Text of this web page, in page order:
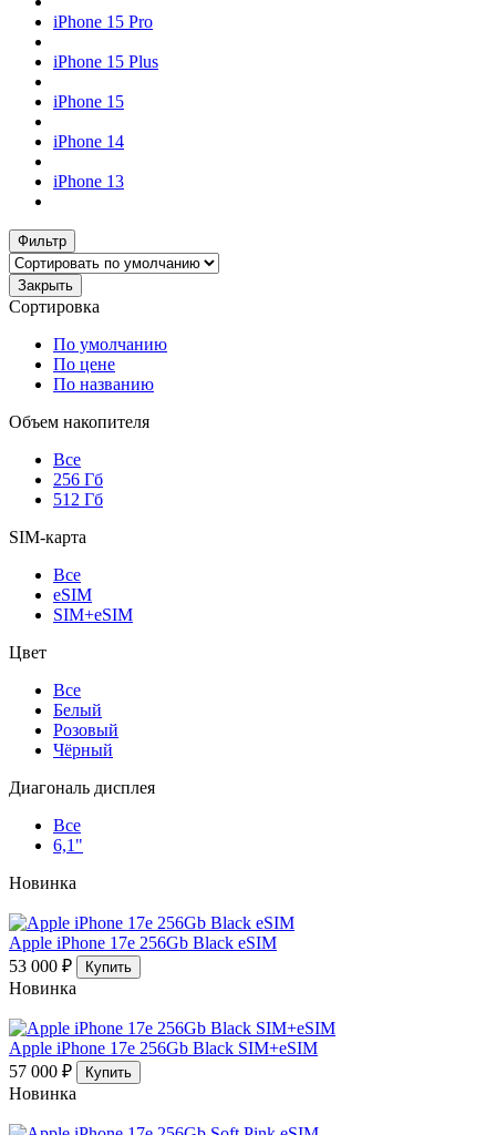
iPhone 15 Pro
iPhone 15 Plus
iPhone 15
iPhone 14
iPhone 13
Фильтр
Закрыть
Сортировка
По умолчанию
По цене
По названию
Объем накопителя
Все
256 Гб
512 Гб
SIM-карта
Все
eSIM
SIM+eSIM
Цвет
Все
Белый
Розовый
Чёрный
Диагональ дисплея
Все
6,1"
Новинка
Apple iPhone 17e 256Gb Black eSIM
53 000 ₽
Купить
Новинка
Apple iPhone 17e 256Gb Black SIM+eSIM
57 000 ₽
Купить
Новинка